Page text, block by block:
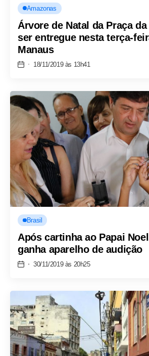
Amazonas
Árvore de Natal da Praça
ser entregue nesta terça-
Manaus
18/11/2019 às 13h41
Brasil
Após cartinha ao Papai
ganha aparelho de audição
30/11/2019 às 20h25